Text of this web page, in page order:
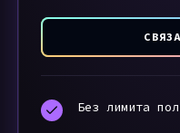
Без лимита